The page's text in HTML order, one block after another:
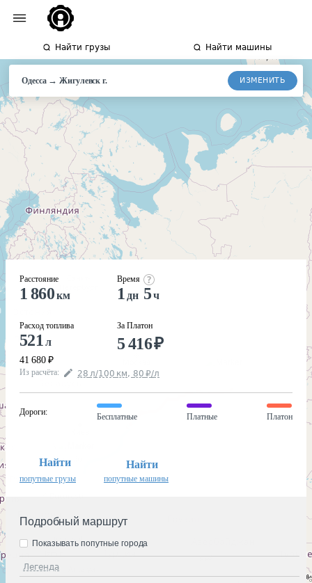
Найти грузы Найти машины
Одесса→Жигулевскг. ИЗМЕНИТЬ
Расстояние
1 860км
Расход топлива
521 л
41 680 ₽
Время
1 дн 5 ч
За Платон
5 416₽
Из расчёта: 28 л/100 км, 80 ₽/л
Дороги:
Бесплатные Платные Платон
Найти
попутные грузы
Найти
попутные машины
Подробный маршрут
Легенда
Показывать попутные города